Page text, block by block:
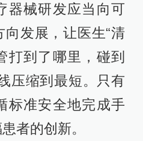
器械研发应当向可
发展，让医生“清
打到了哪里，碰到
压缩到最短。只有
标准安全地完成手
者的创新。